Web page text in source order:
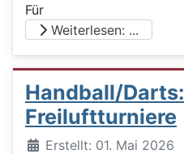
Für
Weiterlesen: ...
Handball/Darts:
Freiluftturniere
DetailsErstellt: 01. Mai 2026